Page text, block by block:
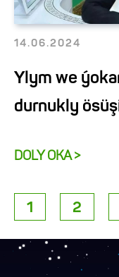
14.06.2024
Ylym we
durnukly
DOLY OKA >
1 2